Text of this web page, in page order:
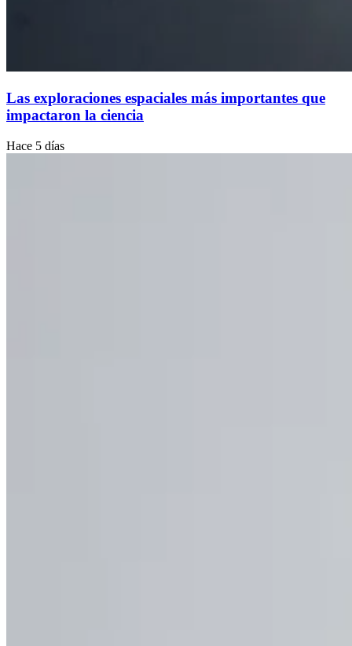
Las exploraciones espaciales más importantes que
impactaron la ciencia
Hace 5 días